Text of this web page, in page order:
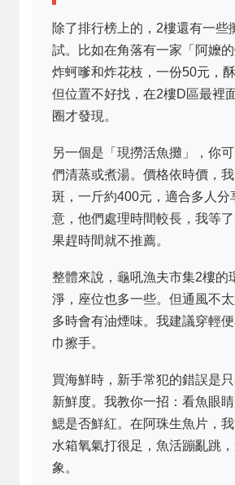
除了排行榜上的，2樓還有一些
試。比如在角落有一家「阿嬤
炸蚵嗲和炸花枝，一份50元，酥
但位置不好找，在2樓D區最裡
圈才發現。
另一個是「現撈活魚攤」，你
們清蒸或煮湯。價格依時價，
斑，一斤約400元，適合多人分
意，他們處理時間較長，我等
果趕時間就不推薦。
整體來說，龜吼漁夫市集2樓的
淨，座位也多一些。但通風不
多時會有油煙味。我建議穿輕
巾擦手。
買海鮮時，新手常犯的錯誤是
新鮮度。我教你一招：看魚眼
鰓是否鮮紅。在阿珠生魚片，
水箱氧氣打很足，魚活蹦亂跳
象。